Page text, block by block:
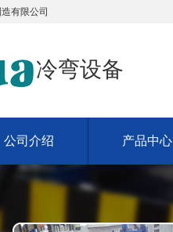
有限公司
冷弯设备
公司介绍 产品中心